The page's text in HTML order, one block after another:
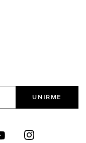
UNIRME
us on YouTube
Visit us on